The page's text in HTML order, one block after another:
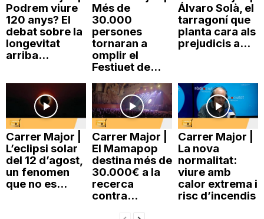
Podrem viure
120 anys? El
debat sobre la
longevitat
arriba...
Més de
30.000
persones
tornaran a
omplir el
Festiuet de...
Álvaro Solà, el
tarragoní que
planta cara als
prejudicis a...
Carrer Major |
L’eclipsi solar
del 12 d’agost,
un fenomen
que no es...
Carrer Major |
El Mamapop
destina més de
30.000€ a la
recerca
contra...
Carrer Major |
La nova
normalitat:
viure amb
calor extrema i
risc d’incendis